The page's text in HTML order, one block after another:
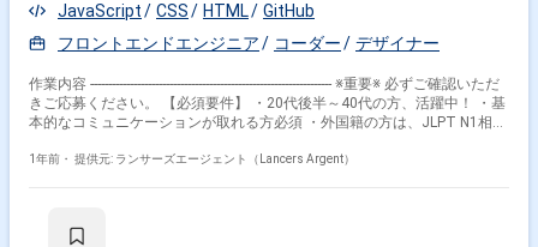
JavaScript
CSS HTML
GitHub
フロントエンドエンジニア
コーダー デザイナー
作業内容 ------------------------------------------------------------------- ※重要※ 必ずご確認いただ
きご応募ください。 【必須要件】 ・20代後半～40代の方、活躍中！ ・基
本的なコミュニケーションが取れる方必須 ・外国籍の方は、JLPT N1相当
（副業不可） ・エンジニア実務経験3年以上必須 ---------------------------------------------
した。 この広がり続けるビジネスチャットをプラットフォームとして、
1年前・ 提供元: ランサーズエージェント（Lancers Argent）